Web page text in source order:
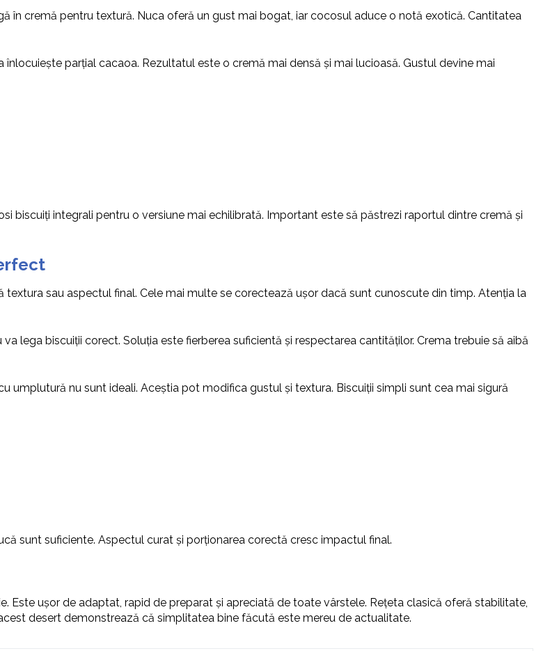
în cremă pentru textură. Nuca oferă un gust mai bogat, iar cocosul aduce o notă exotică. Cantitatea
parțial cacaoa. Rezultatul este o cremă mai densă și mai lucioasă. Gustul devine mai
biscuiți integrali pentru o versiune mai echilibrată. Important este să păstrezi raportul dintre cremă și
sau aspectul final. Cele mai multe se corectează ușor dacă sunt cunoscute din timp. Atenția la
lega biscuiții corect. Soluția este fierberea suficientă și respectarea cantităților. Crema trebuie să aibă
umplutură nu sunt ideali. Aceștia pot modifica gustul și textura. Biscuiții simpli sunt cea mai sigură
sunt suficiente. Aspectul curat și porționarea corectă cresc impactul final.
Este ușor de adaptat, rapid de preparat și apreciată de toate vârstele. Rețeta clasică oferă stabilitate,
desert demonstrează că simplitatea bine făcută este mereu de actualitate.